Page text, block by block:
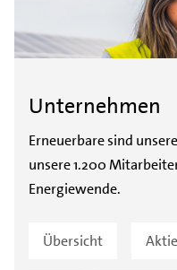
Unternehmen
Erneuerbare sind
unsere 1.200
Energiewende.
Übersicht Aktie